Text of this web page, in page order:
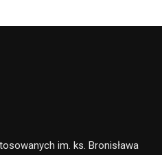
im. ks. Bronisława